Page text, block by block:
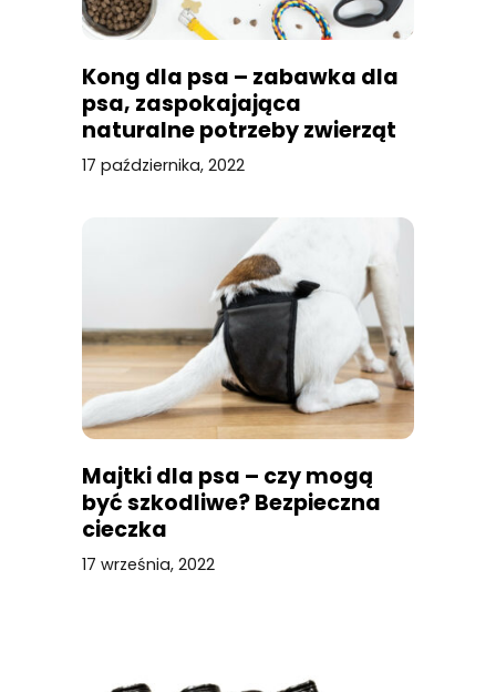
Kong dla psa – zabawka dla
psa, zaspokajająca
naturalne potrzeby zwierząt
17 października, 2022
Majtki dla psa – czy mogą
być szkodliwe? Bezpieczna
cieczka
17 września, 2022